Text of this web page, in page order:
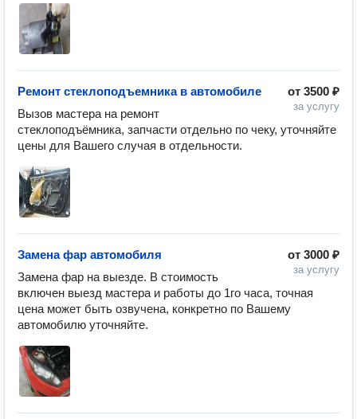
от 3500 ₽
за услугу
Ремонт стеклоподъемника в автомобиле
Вызов мастера на ремонт
стеклоподъёмника, запчасти отдельно по чеку, уточняйте
от 3000 ₽
за услугу
Замена фар автомобиля
Замена фар на выезде. В стоимость
включен выезд мастера и работы до 1го часа, точная
цена может быть озвучена, конкретно по Вашему